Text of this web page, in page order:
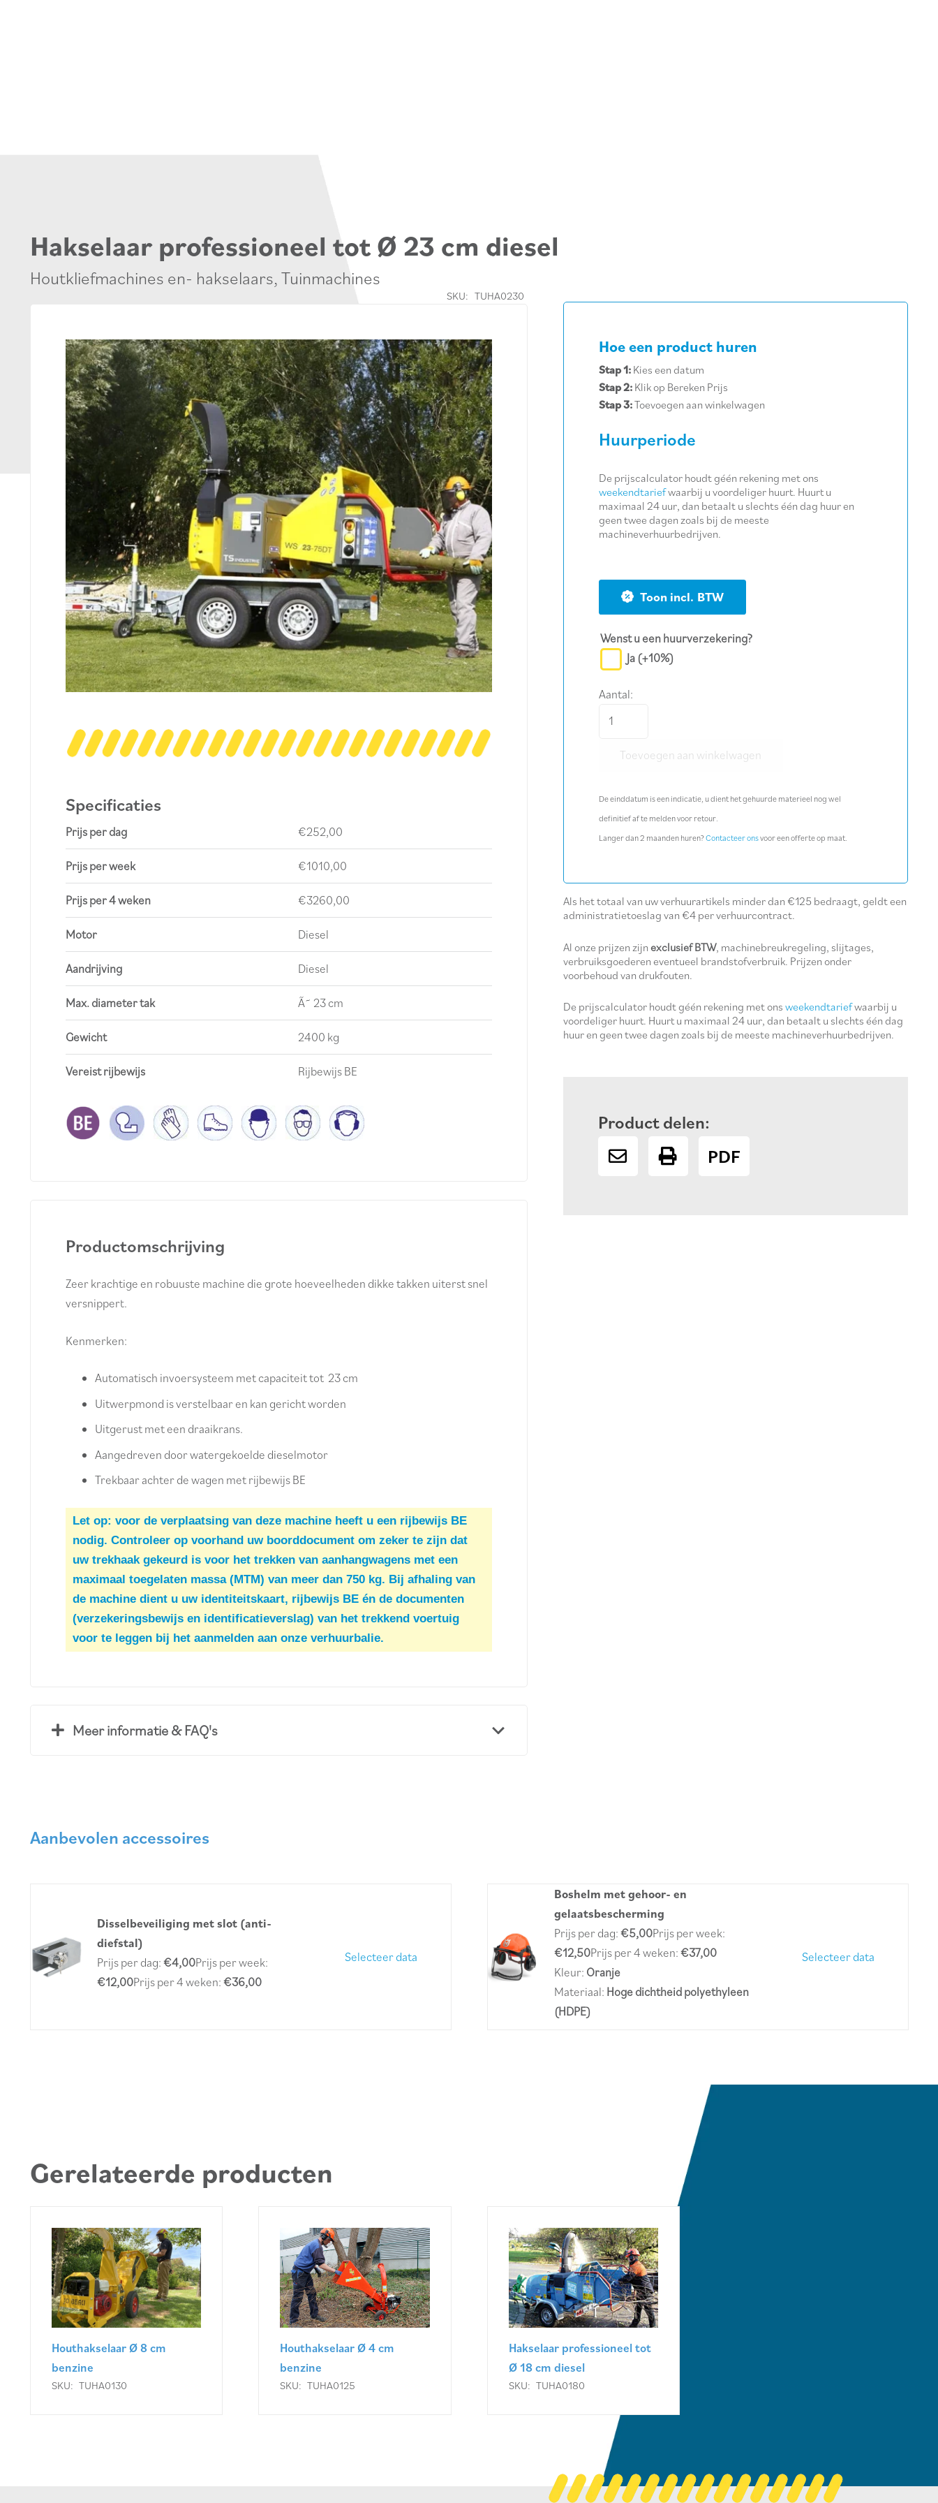
Hakselaar professioneel tot Ø 23 cm diesel
Houtkliefmachines en- hakselaars,Tuinmachines
SKU: TUHA0230
Specificaties
Prijs per dag €252,00
Prijs per week €1010,00
Prijs per 4 weken €3260,00
Motor Diesel
Aandrijving Diesel
Max. diameter tak Ã˜ 23 cm
Gewicht 2400 kg
Vereist rijbewijs Rijbewijs BE
Productomschrijving
Zeer krachtige en robuuste machine die grote hoeveelheden dikke takken uiterst snel
versnippert.
Kenmerken:
Automatisch invoersysteem met capaciteit tot 23 cm
Uitwerpmond is verstelbaar en kan gericht worden
Uitgerust met een draaikrans.
Aangedreven door watergekoelde dieselmotor
Trekbaar achter de wagen met rijbewijs BE
Let op: voor de verplaatsing van deze machine heeft u een rijbewijs BE
nodig. Controleer op voorhand uw boorddocument om zeker te zijn dat
uw trekhaak gekeurd is voor het trekken van aanhangwagens met een
maximaal toegelaten massa (MTM) van meer dan 750 kg. Bij afhaling van
de machine dient u uw identiteitskaart, rijbewijs BE én de documenten
(verzekeringsbewijs en identificatieverslag) van het trekkend voertuig
voor te leggen bij het aanmelden aan onze verhuurbalie.
Meer informatie & FAQ's
Hoe een product huren
Stap 1:Kies een datum
Stap 2:Klik op Bereken Prijs
Stap 3:Toevoegen aan winkelwagen
Huurperiode
De prijscalculator houdt géén rekening met ons
weekendtariefwaarbij u voordeliger huurt. Huurt u
maximaal 24 uur, dan betaalt u slechts één dag huur en
geen twee dagen zoals bij de meeste
machineverhuurbedrijven.
BTW
Wenst u een huurverzekering?
Ja (+10%)
Aantal:
Hakselaar
Toevoegen aan winkelwagen
De einddatum is een indicatie, u dient het gehuurde materieel nog wel
definitief af te melden voor retour.
Langer dan 2 maanden huren?Contacteer onsvoor een offerte op maat.
Als het totaal van uw verhuurartikels minder dan €125 bedraagt, geldt een
administratietoeslag van €4 per verhuurcontract.
Al onze prijzen zijn exclusief BTW, machinebreukregeling, slijtages,
verbruiksgoederen eventueel brandstofverbruik. Prijzen onder
voorbehoud van drukfouten.
De prijscalculator houdt géén rekening met ons weekendtariefwaarbij u
voordeliger huurt. Huurt u maximaal 24 uur, dan betaalt u slechts één dag
huur en geen twee dagen zoals bij de meeste machineverhuurbedrijven.
Product delen:
PDF
Aanbevolen accessoires
Disselbeveiliging met slot (anti-
diefstal)
Prijs per dag:€4,00Prijs per week:
€12,00Prijs per 4 weken:€36,00
Selecteer data
Boshelm met gehoor- en
gelaatsbescherming
Prijs per dag:€5,00Prijs per week:
€12,50Prijs per 4 weken:€37,00
Kleur: Oranje
Materiaal: Hoge dichtheid polyethyleen
(HDPE)
Selecteer data
Gerelateerde producten
Houthakselaar Ø 8 cm
benzine
SKU: TUHA0130
Houthakselaar Ø 4 cm
benzine
SKU: TUHA0125
Hakselaar professioneel tot
Ø 18 cm diesel
SKU: TUHA0180